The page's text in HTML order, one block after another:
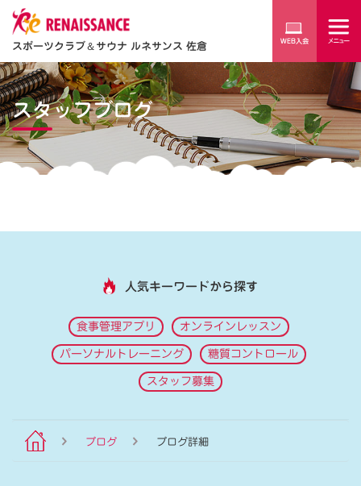
スポーツクラブ＆サウナ ルネサンス 佐倉
スタッフブログ
人気キーワードから探す
食事管理アプリ オンラインレッスン
パーソナルトレーニング 糖質コントロール
スタッフ募集
ブログ ブログ詳細